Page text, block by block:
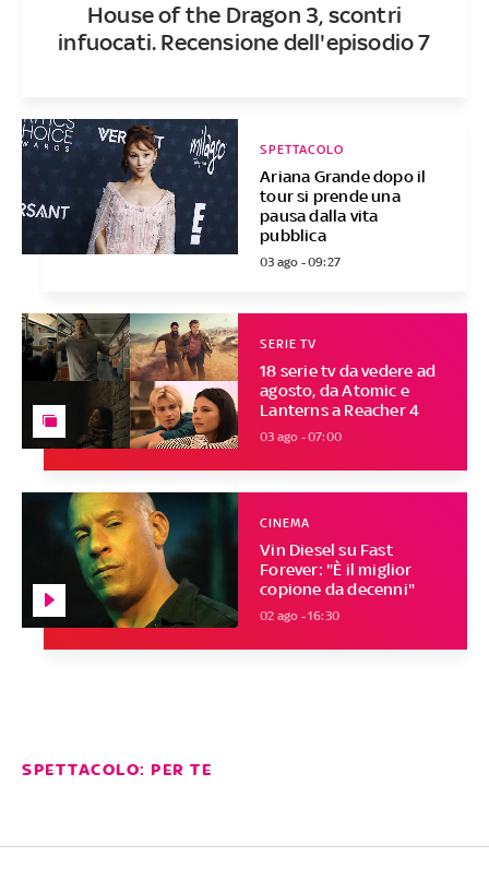
House of the Dragon 3, scontri
infuocati. Recensione dell'episodio 7
Ariana Grande dopo il
tour si prende una
pausa dalla vita
pubblica
SPETTACOLO
03 ago - 09:27
18 serie tv da vedere ad
agosto, da Atomic e
Lanterns a Reacher 4
SERIE TV
03 ago - 07:00
Vin Diesel su Fast
Forever: "È il miglior
copione da decenni"
CINEMA
02 ago - 16:30
SPETTACOLO: PER TE